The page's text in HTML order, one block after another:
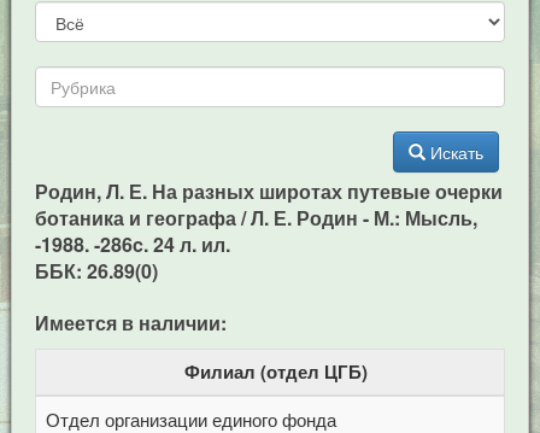
Искать
Родин, Л. Е. На разных широтах путевые очерки
ботаника и географа / Л. Е. Родин - М.: Мысль,
-1988. -286c. 24 л. ил.
ББК: 26.89(0)
Имеется в наличии:
Филиал (отдел ЦГБ)
Отдел организации единого фонда